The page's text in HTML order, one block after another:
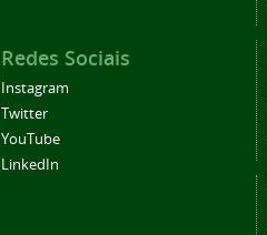
Redes Sociais
Instagram
Twitter
YouTube
LinkedIn